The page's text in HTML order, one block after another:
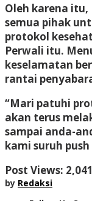
Oleh karena itu,
semua pihak
protokol
Perwali itu.
keselamatan
rantai
“Mari patuhi
akan terus
sampai anda-
kami suruh
Post Views: 2,041
by Redaksi